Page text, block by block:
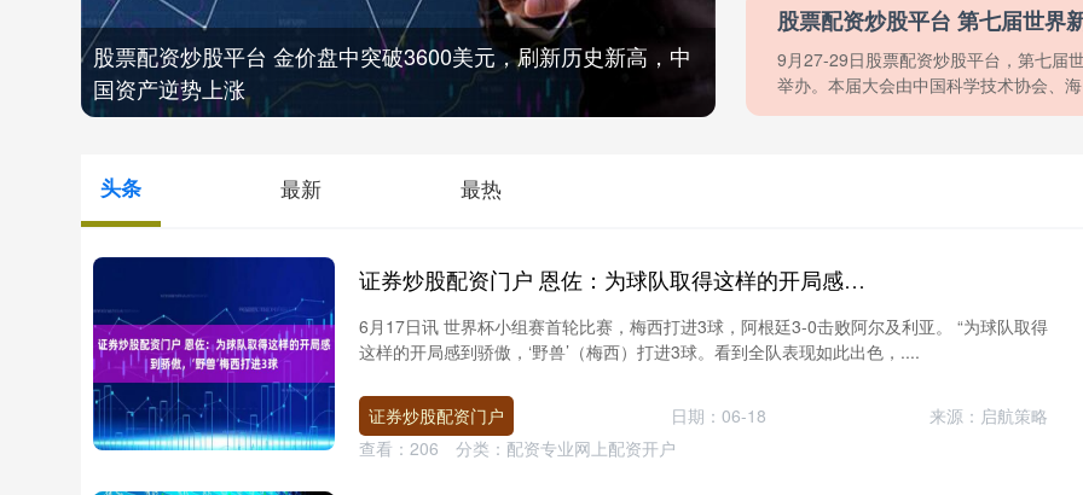
股票配资炒股平台 金价盘中突破3600美元，刷新历史新高，中
国资产逆势上涨
9月27-29日股票配资炒股平台，第七届
举办。本届大会由中国科学技术协会、
头条 最新 最热
证券炒股配资门户 恩佐：为球队取得这样的开局感到骄傲，‘野兽’梅西打进3球
6月17日讯 世界杯小组赛首轮比赛，梅西打进3球，阿根廷3-0击败阿尔及利亚。 “为球队取得
这样的开局感到骄傲，‘野兽’（梅西）打进3球。看到全队表现如此出色，....
证券炒股配资门户 日期：06-18
来源：启航策略
查看： 206 分类： 配资专业网上配资开户